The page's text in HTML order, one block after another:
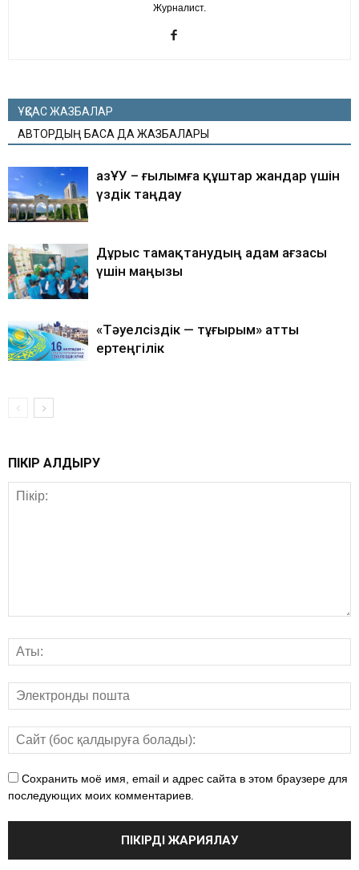
Журналист.
ҰҚСАС ЖАЗБАЛАР
АВТОРДЫҢ БАСҚА ДА ЖАЗБАЛАРЫ
ҚазҰУ – ғылымға құштар жандар үшін
үздік таңдау
Дұрыс тамақтанудың адам ағзасы
үшін маңызы
«Тәуелсіздік — тұғырым» атты
ертеңгілік
ПІКІР ҚАЛДЫРУ
Сохранить моё имя, email и адрес сайта в этом браузере для
последующих моих комментариев.